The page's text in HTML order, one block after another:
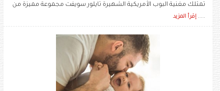
تمتلك مغنية البوب الأمريكية الشهيرة تايلور سويفت مجموعة مميزة من
..... إقرأ المزيد